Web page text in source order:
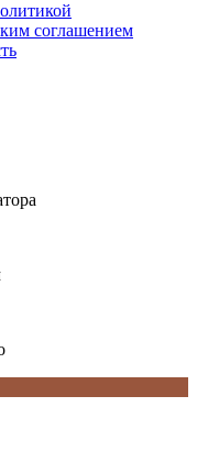
соглашением